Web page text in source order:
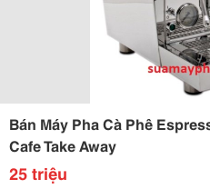
Bán Máy Pha Cà Phê
Cafe Take Away
25 triệu